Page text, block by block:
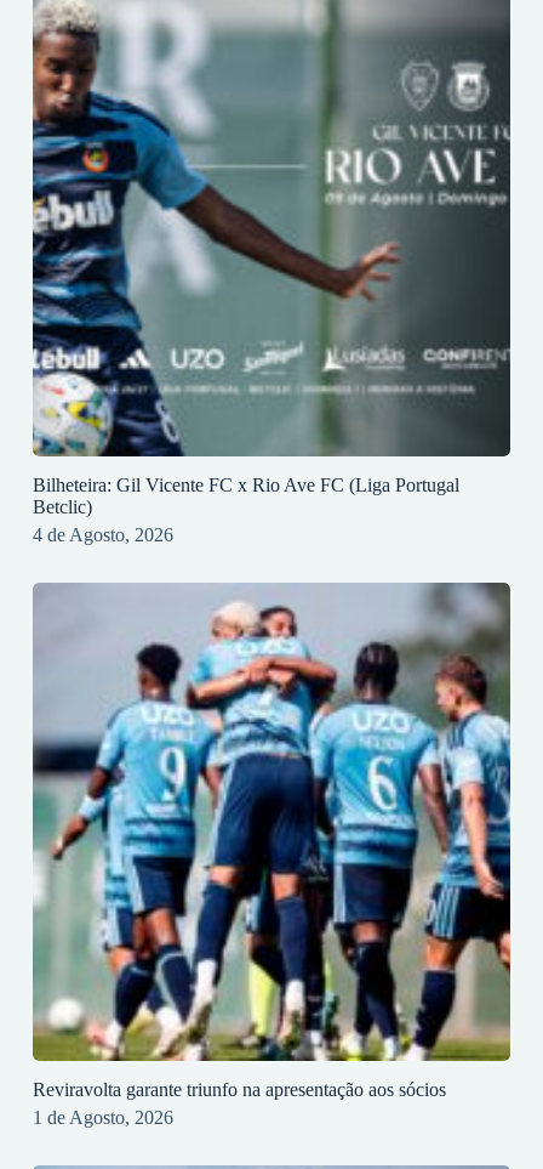
Bilheteira: Gil Vicente FC x Rio Ave FC (Liga Portugal
Betclic)
4 de Agosto, 2026
Reviravolta garante triunfo na apresentação aos sócios
1 de Agosto, 2026